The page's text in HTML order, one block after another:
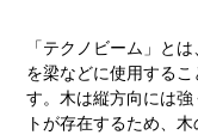
「テクノビーム」と
を梁などに使用する
す。木は縦方向には
トが存在するため、